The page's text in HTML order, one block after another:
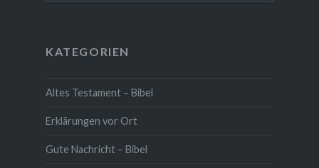
KATEGORIEN
Altes Testament – Bibel
Erklärungen vor Ort
Gute Nachricht – Bibel